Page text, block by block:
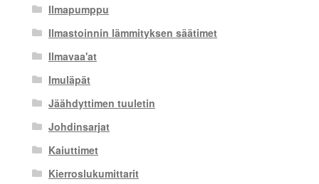
Ilmapumppu
Ilmastoinnin lämmityksen säätimet
Ilmavaa'at
Imuläpät
Jäähdyttimen tuuletin
Johdinsarjat
Kaiuttimet
Kierroslukumittarit